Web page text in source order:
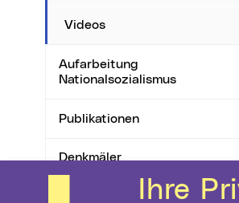
Videos
Aufarbeitung
Nationalsozialismus
Publikationen
Denkmäler